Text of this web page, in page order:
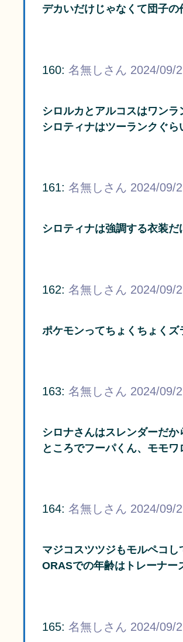
デカいだけじゃなくて団子
160: 名無しさん 2024/09/
シロルカとアルコスはワン
シロティナはツーランクぐ
161: 名無しさん 2024/09/
シロティナは強調する衣装
162: 名無しさん 2024/09/
ポケモンってちょくちょく
163: 名無しさん 2024/09/
シロナさんはスレンダーだか
ところでフーパくん、モモ
164: 名無しさん 2024/09/
マジコスツツジもモルペコし
ORASでの年齢はトレーナー
165: 名無しさん 2024/09/